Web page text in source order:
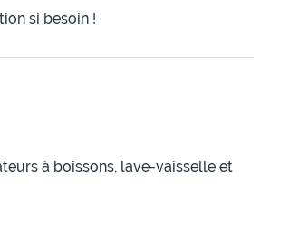
si besoin !
à boissons, lave-vaisselle et